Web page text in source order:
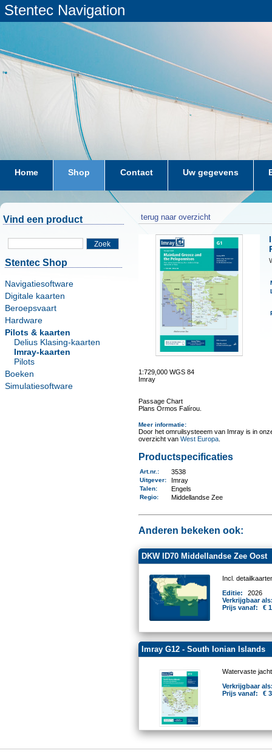
Stentec Navigation
Home Shop Contact Uw gegevens
Vind een product
Zoek
Stentec Shop
Navigatiesoftware
Digitale kaarten
Beroepsvaart
Hardware
Pilots & kaarten
Delius Klasing-kaarten
Imray-kaarten
Pilots
Boeken
Simulatiesoftware
terug naar overzicht
1:729,000 WGS 84
Imray
Passage Chart
Plans Ormos Falírou.
Meer informatie:
Door het omruilsysteeem van Imray is in
overzicht van West Europa.
Productspecificaties
Art.nr. : 3538
Uitgever: Imray
Talen: Engels
Regio: Middellandse Zee
Anderen bekeken ook:
DKW ID70 Middellandse Zee Oost
Incl.
Editie:
2026
Verkrijgbaar
Prijs vanaf:
€
Imray G12 - South Ionian Islands
Watervaste
Verkrijgbaar
Prijs vanaf:
€